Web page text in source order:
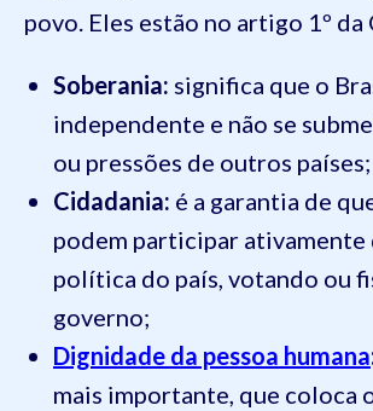
povo. Eles estão no artigo 1º
Soberania: significa que o
independente e não se
ou pressões de outros países;
Cidadania: é a garantia de
podem participar ativamente
política do país, votando ou
governo;
Dignidade da pessoa humana
mais importante, que coloca